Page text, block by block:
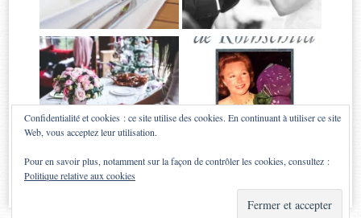
Confidentialité et cookies : ce site utilise des cookies. En continuant à utiliser ce site
Web, vous acceptez leur utilisation.
Pour en savoir plus, notamment sur la façon de contrôler les cookies, consultez :
Politique relative aux cookies